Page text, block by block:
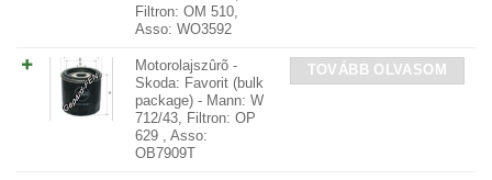
Filtron: OM 510,
Asso: WO3592
Motorolajszûrõ -
Skoda: Favorit (bulk
package) - Mann: W
712/43, Filtron: OP
629 , Asso:
OB7909T
TOVÁBB OLVASOM